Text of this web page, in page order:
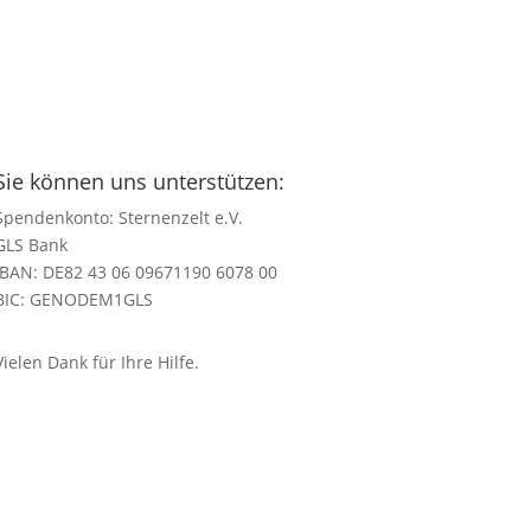
können uns unterstützen:
Sternenzelt e.V.
Bank
DE82 43 06 09671190 6078 00
GENODEM1GLS
Dank für Ihre Hilfe.